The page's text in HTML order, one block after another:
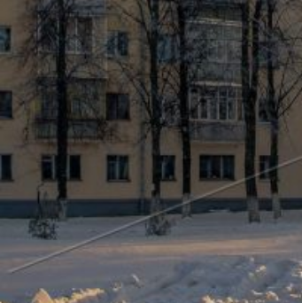
Фото Чебоксар, Новочебоксарска и
Каталог фотографий ЧебоксарЛучшие
Погода
Туман
Снег